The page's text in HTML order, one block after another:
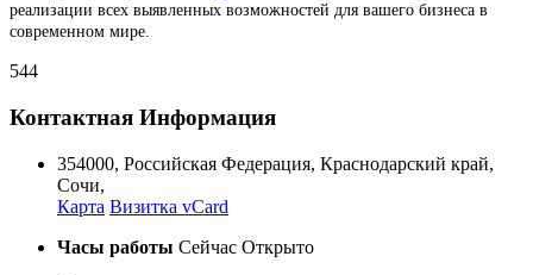
реализации всех выявленных возможностей для вашего бизнеса в
современном мире.
544
Контактная Информация
354000, Российская Федерация, Краснодарский край,
Сочи,
Карта Визитка vCard
Часы работы Сейчас Открыто